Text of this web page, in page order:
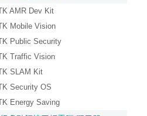
AMR Dev Kit
Mobile Vision
Public Security
Traffic Vision
SLAM Kit
Security OS
Energy Saving